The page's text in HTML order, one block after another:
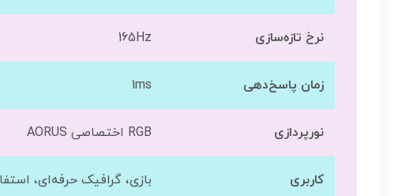
نرخ تازه‌سازی 165Hz
زمان پاسخ‌دهی 1ms
نورپردازی RGB اختصاصی AORUS
کاربری بازی، گرافیک حرفه‌ای،